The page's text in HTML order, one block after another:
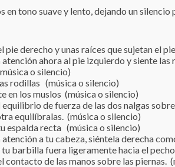
en tono suave y lento, dejando un
pie derecho y unas raíces que sujetan el
atención ahora al pie izquierdo y siente
o silencio)
rodillas (música o silencio)
en los muslos (música o silencio)
de fuerza de las dos nalgas
equilíbralas. (música o silencio)
espalda recta (música o silencio)
atención a tu cabeza, siéntela derecha
barbilla fuera ligeramente hacia el
contacto de las manos sobre las piernas.